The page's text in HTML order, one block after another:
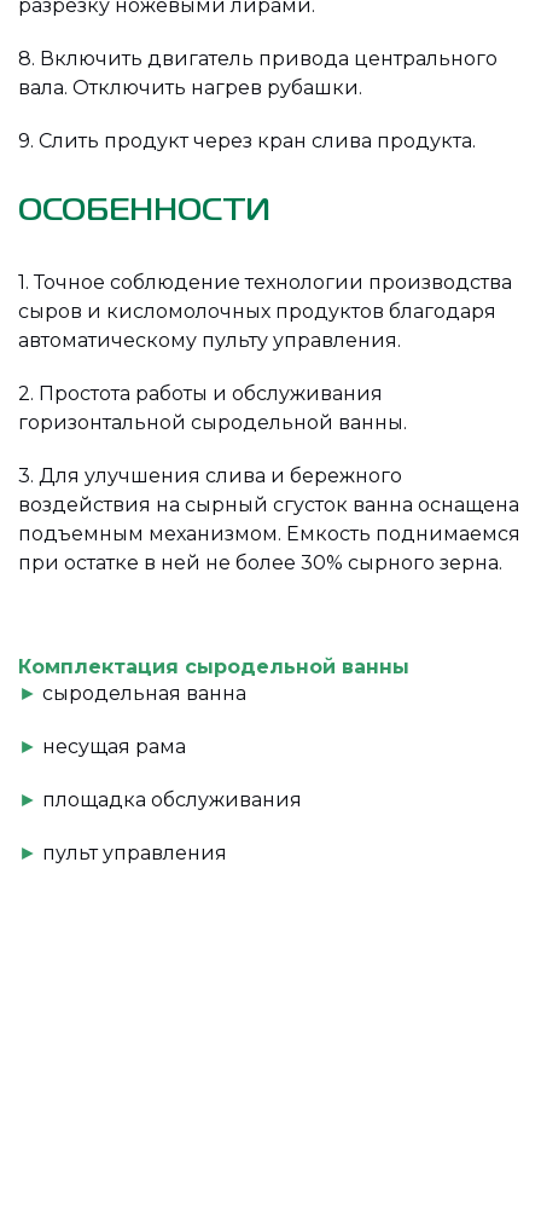
разрезку ножевыми лирами.
8. Включить двигатель привода центрального
вала. Отключить нагрев рубашки.
9. Слить продукт через кран слива продукта.
ОСОБЕННОСТИ
1. Точное соблюдение технологии производства
сыров и кисломолочных продуктов благодаря
автоматическому пульту управления.
2. Простота работы и обслуживания
горизонтальной сыродельной ванны.
3. Для улучшения слива и бережного
воздействия на сырный сгусток ванна оснащена
подъемным механизмом. Емкость поднимаемся
при остатке в ней не более 30% сырного зерна.
Комплектация сыродельной ванны
► сыродельная ванна
► несущая рама
► площадка обслуживания
► пульт управления